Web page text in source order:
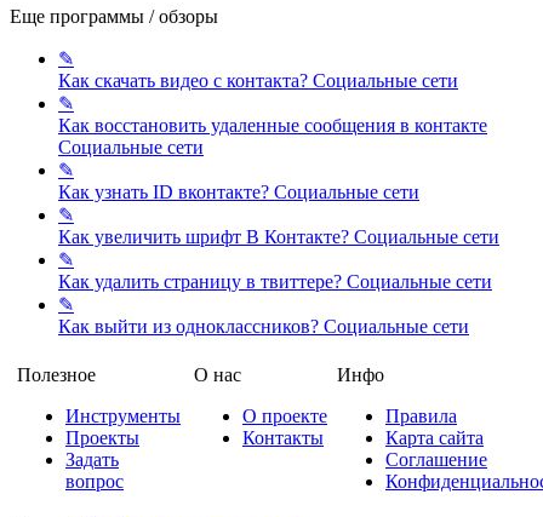
Еще программы / обзоры
✎
Как скачать видео с контакта? Социальные сети
✎
Как восстановить удаленные сообщения в контакте
Социальные сети
✎
Как узнать ID вконтакте? Социальные сети
✎
Как увеличить шрифт В Контакте? Социальные сети
✎
Как удалить страницу в твиттере? Социальные сети
✎
Как выйти из одноклассников? Социальные сети
Полезное
Инструменты
Проекты
Задать
вопрос
О нас
О проекте
Контакты
Инфо
Правила
Карта сайта
Соглашение